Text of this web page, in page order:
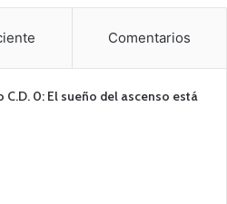
Comentarios
C.D. 0: El sueño del ascenso está